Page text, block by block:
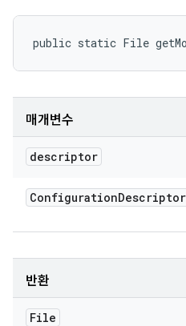
public static File
매개변수
descriptor
ConfigurationDescriptor
반환
File